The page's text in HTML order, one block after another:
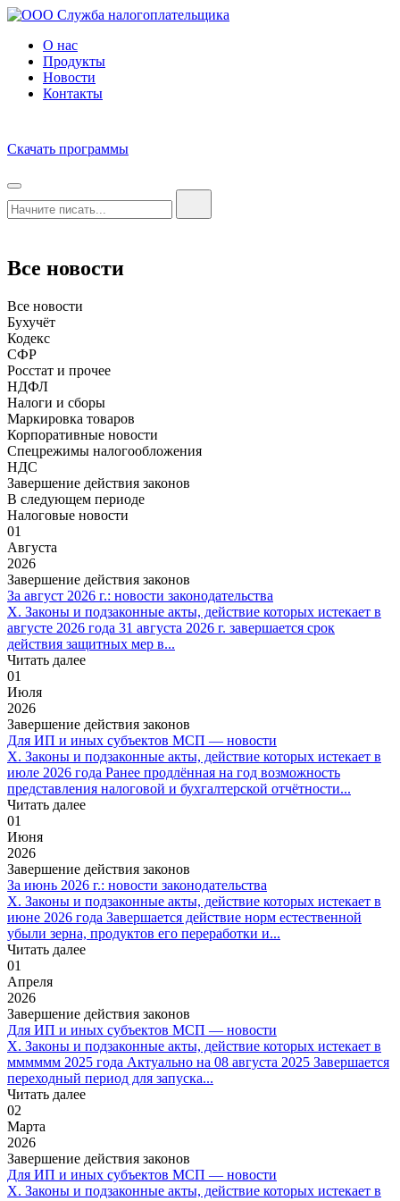
О нас
Продукты
Новости
Контакты
Скачать программы
Все новости
Все новости
Бухучёт
Кодекс
СФР
Росстат и прочее
НДФЛ
Налоги и сборы
Маркировка товаров
Корпоративные новости
Спецрежимы налогообложения
НДС
Завершение действия законов
В следующем периоде
Налоговые новости
01
Августа
2026
Завершение действия законов
За август 2026 г.: новости законодательства
X. Законы и подзаконные акты, действие которых истекает в
августе 2026 года 31 августа 2026 г. завершается срок
действия защитных мер в...
Читать далее
01
Июля
2026
Завершение действия законов
Для ИП и иных субъектов МСП — новости
X. Законы и подзаконные акты, действие которых истекает в
июле 2026 года Ранее продлённая на год возможность
представления налоговой и бухгалтерской отчётности...
Читать далее
01
Июня
2026
Завершение действия законов
За июнь 2026 г.: новости законодательства
X. Законы и подзаконные акты, действие которых истекает в
июне 2026 года Завершается действие норм естественной
убыли зерна, продуктов его переработки и...
Читать далее
01
Апреля
2026
Завершение действия законов
Для ИП и иных субъектов МСП — новости
X. Законы и подзаконные акты, действие которых истекает в
мммммм 2025 года Актуально на 08 августа 2025 Завершается
переходный период для запуска...
Читать далее
02
Марта
2026
Завершение действия законов
Для ИП и иных субъектов МСП — новости
X. Законы и подзаконные акты, действие которых истекает в